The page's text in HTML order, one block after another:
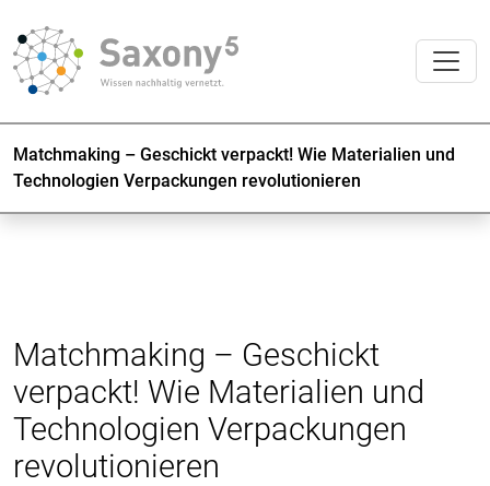
Matchmaking – Geschickt verpackt! Wie Materialien und
Technologien Verpackungen revolutionieren
Matchmaking – Geschickt
verpackt! Wie Materialien und
Technologien Verpackungen
revolutionieren